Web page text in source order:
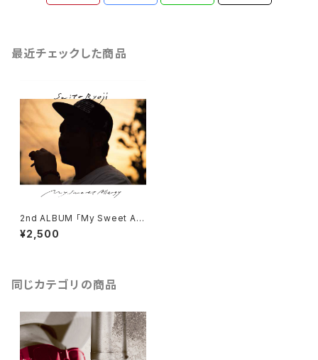
最近チェックした商品
2nd ALBUM 「My Sweet All
ergy」
¥2,500
同じカテゴリの商品